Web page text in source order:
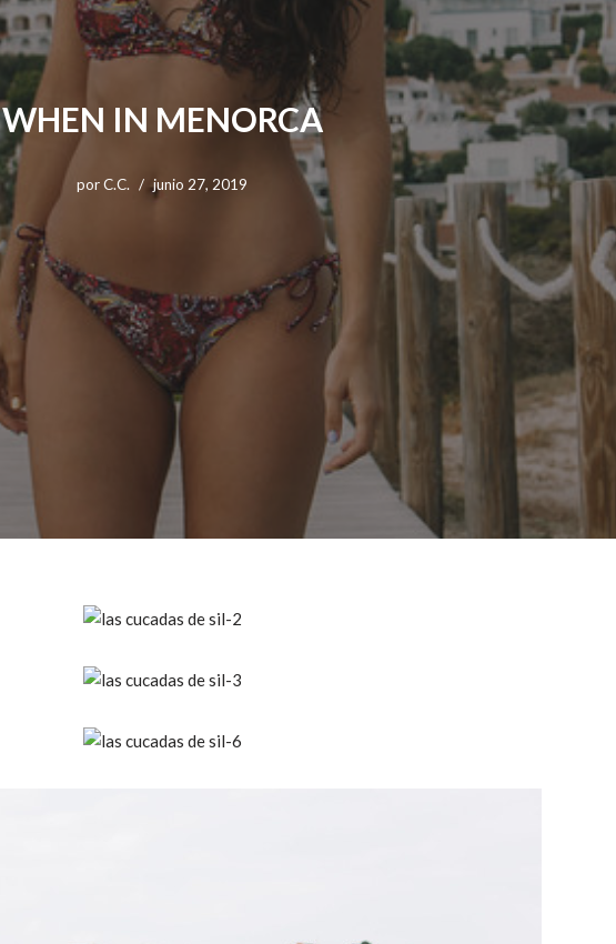
WHEN IN MENORCA
porC.C. junio 27, 2019